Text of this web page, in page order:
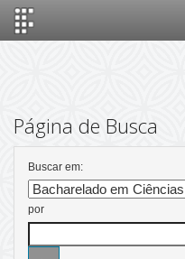
Página de Busca
Buscar em:
por